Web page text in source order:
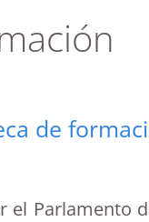
de
el Parlamento